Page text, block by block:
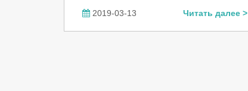
2019-03-13 Читать далее >